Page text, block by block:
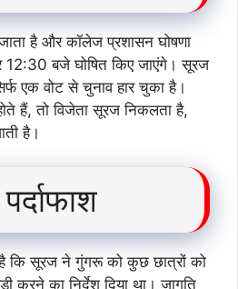
है और कॉलेज प्रशासन घोषणा
12:30 बजे घोषित किए जाएंगे। सूरज
एक वोट से चुनाव हार चुका है।
हैं, तो विजेता सूरज निकलता है,
है।
कि सूरज ने गुंगरू को कुछ छात्रों को
करने का निर्देश दिया था। जागृति